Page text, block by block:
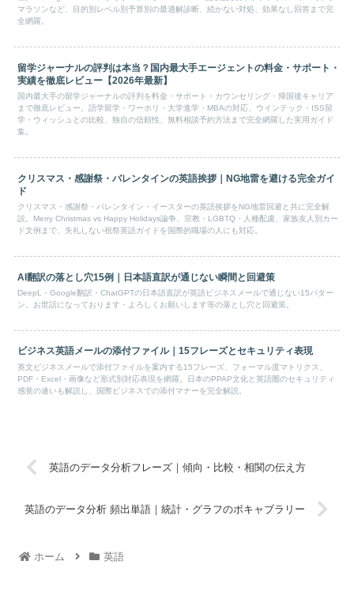
マラソンなど、目的別レベル別予算別の最適解診断、続かない対処、効果なし回答まで完
全網羅。
留学ジャーナルの評判は本当？国内最大手エージェントの料金・サポート・
実績を徹底レビュー【2026年最新】
国内最大手の留学ジャーナルの評判を料金・サポート・カウンセリング・帰国後キャリア
まで徹底レビュー。語学留学・ワーホリ・大学進学・MBAの対応、ウインテック・ISS留
学・ウィッシュとの比較、独自の信頼性、無料相談予約方法まで完全網羅した実用ガイド
集。
クリスマス・感謝祭・バレンタインの英語挨拶｜NG地雷を避ける完全ガイ
ド
クリスマス・感謝祭・バレンタイン・イースターの英語挨拶をNG地雷回避と共に完全解
説。Merry Christmas vs Happy Holidays論争、宗教・LGBTQ・人種配慮、家族友人別カー
ド文例まで、失礼しない祝祭英語ガイドを国際的職場の人にも対応。
AI翻訳の落とし穴15例｜日本語直訳が通じない瞬間と回避策
DeepL・Google翻訳・ChatGPTの日本語直訳が英語ビジネスメールで通じない15パター
ン。お世話になっております・よろしくお願いします等の落とし穴と回避策。
ビジネス英語メールの添付ファイル｜15フレーズとセキュリティ表現
英文ビジネスメールで添付ファイルを案内する15フレーズ、フォーマル度マトリクス、
PDF・Excel・画像など形式別対応表現を網羅。日本のPPAP文化と英語圏のセキュリティ
感覚の違いも解説し、国際ビジネスでの添付マナーを完全解説。
英語のデータ分析フレーズ｜傾向・比較・相関の伝え方
英語のデータ分析 頻出単語｜統計・グラフのボキャブラリー
ホーム 英語